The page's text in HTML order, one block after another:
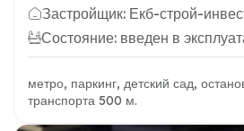
Застройщик: Екб-строй-
Состояние: введен в
метро, паркинг, детский сад,
транспорта 500 м.